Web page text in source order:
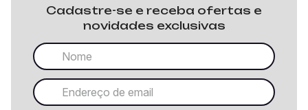
Cadastre-se e receba ofertas e
novidades exclusivas